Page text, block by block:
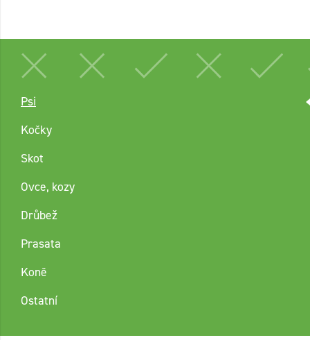
Psi
Kočky
Skot
Ovce, kozy
Drůbež
Prasata
Koně
Ostatní